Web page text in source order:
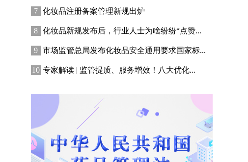
化妆品注册备案管理新规出炉
化妆品新规发布后，行业人士为啥纷纷“点赞...
市场监管总局发布化妆品安全通用要求国家标...
专家解读 | 监管提质、服务增效！八大优化...